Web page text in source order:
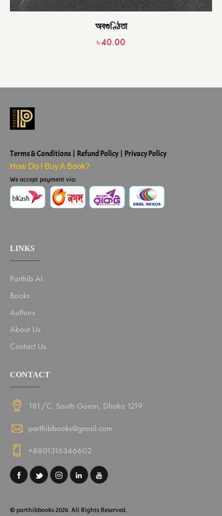
অবগুণ্ঠিতা
৳40.00
Terms & Conditions | Refund Policy | Privacy Policy
How Do I Buy A Book?
We accept payment via:
LINKS
Parthib AI
Books
Authors
About Us
Contact Us
CONTACT
181/C, South Goran, Dhaka 1219
parthibbooks@gmail.com
+8801316346602
© parthibbooks 2026. All Rights Reserved.